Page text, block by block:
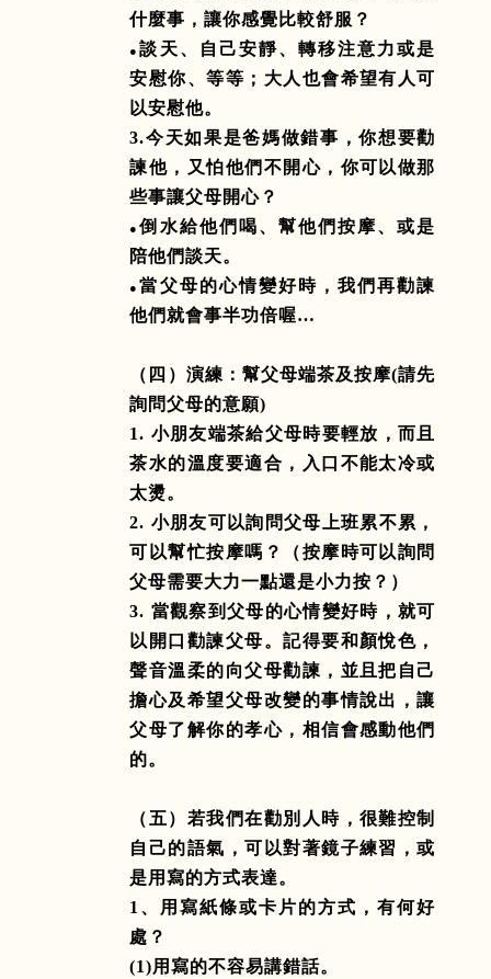
什麼事，讓你感覺比較舒服？
●談天、自己安靜、轉移注意力或是
安慰你、等等；大人也會希望有人可
以安慰他。
3.今天如果是爸媽做錯事，你想要勸
諫他，又怕他們不開心，你可以做那
些事讓父母開心？
●倒水給他們喝、幫他們按摩、或是
陪他們談天。
● 當父母的心情變好時，我們再勸諫
他們就會事半功倍喔…
（四）演練：幫父母端茶及按摩(請先
詢問父母的意願)
1. 小朋友端茶給父母時要輕放，而且
茶水的溫度要適合，入口不能太冷或
太燙。
2. 小朋友可以詢問父母上班累不累，
可以幫忙按摩嗎？（按摩時可以詢問
父母需要大力一點還是小力按？）
3. 當觀察到父母的心情變好時，就可
以開口勸諫父母。記得要和顏悅色，
聲音溫柔的向父母勸諫，並且把自己
擔心及希望父母改變的事情說出，讓
父母了解你的孝心，相信會感動他們
的。
（五）若我們在勸別人時，很難控制
自己的語氣，可以對著鏡子練習，或
是用寫的方式表達。
1 、用寫紙條或卡片的方式，有何好
處？
(1)用寫的不容易講錯話。